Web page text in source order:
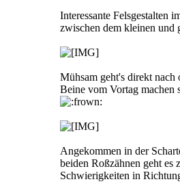
Interessante Felsgestalten
zwischen dem kleinen und
Mühsam geht's direkt nach
Beine vom Vortag machen
Angekommen in der
beiden Roßzähnen geht es
Schwierigkeiten in